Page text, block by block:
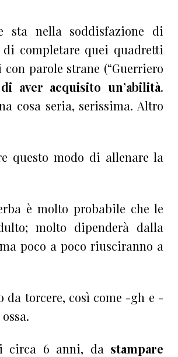
sta nella soddisfazione di
completare quei quadretti
parole strane (“Guerriero
aver acquisito un’abilità.
cosa seria, serissima. Altro
questo modo di allenare la
è molto probabile che le
molto dipenderà dalla
poco a poco riusciranno a
da torcere, così come -gh e -
circa 6 anni, da stampare